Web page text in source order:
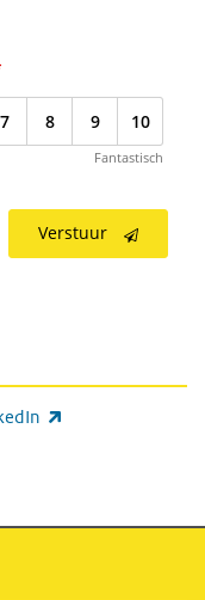
7 8 9 10
Fantastisch
Verstuur
link)